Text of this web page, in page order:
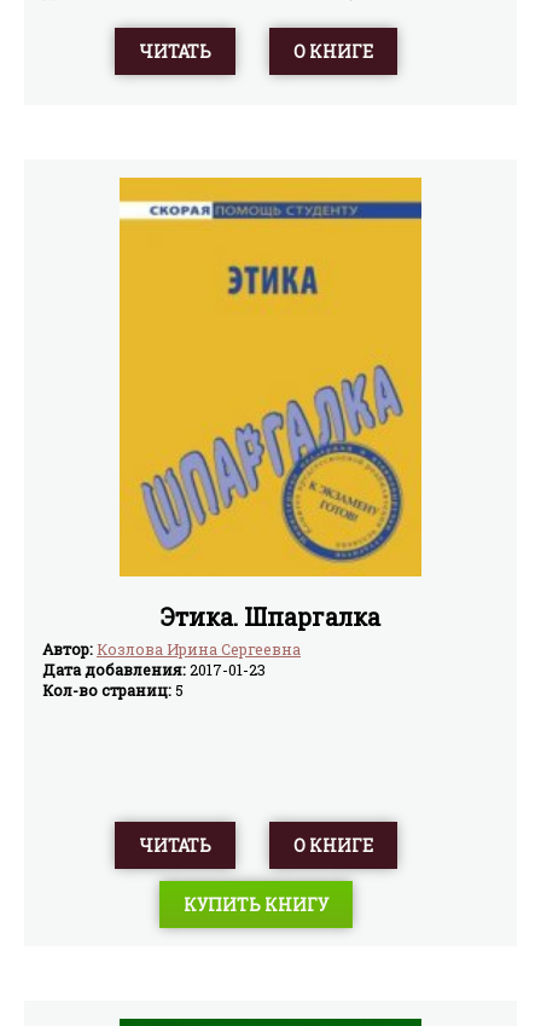
максимуму все темы русской литературы – от
древнерусской до современной, и теперь на любое
ЧИТАТЬ О КНИГЕ
Этика. Шпаргалка
Автор:Козлова Ирина Сергеевна
Дата добавления:2017-01-23
Кол-во страниц: 5
ЧИТАТЬ О КНИГЕ
КУПИТЬ КНИГУ